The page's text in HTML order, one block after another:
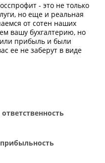
- это не только
но еще и реальная
от сотен наших
вашу бухгалтерию, но
прибыль и были
ее не заберут в виде